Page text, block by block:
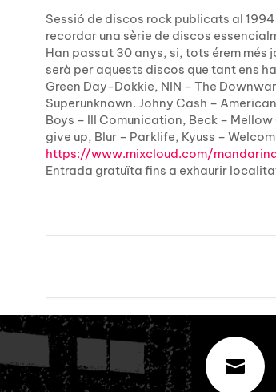
Sessió de discos rock publicats al
recordar una sèrie de discos
Han passat 30 anys, si, tots érem
serà per aquests discos que tant ens
Green Day-Dokkie, NIN – The
Superunknown. Johny Cash –
Boys – Ill Comunication, Beck –
give up, Blur – Parklife, Kyuss –
https://www.mixcloud.com/
Entrada gratuïta fins a exhaurir
